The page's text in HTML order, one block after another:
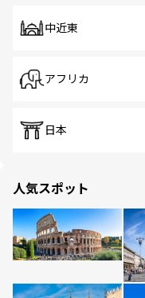
中近東
アフリカ
日本
人気スポット